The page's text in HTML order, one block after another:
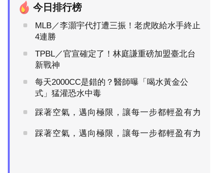
今日排行榜
MLB／李灝宇代打遭三振！老虎敗給水手終止
4連勝
TPBL／官宣確定了！林庭謙重磅加盟臺北台
新戰神
每天2000CC是錯的？醫師曝「喝水黃金公
式」猛灌恐水中毒
踩著空氣，邁向極限，讓每一步都輕盈有力
PR
踩著空氣，邁向極限，讓每一步都輕盈有力
PR